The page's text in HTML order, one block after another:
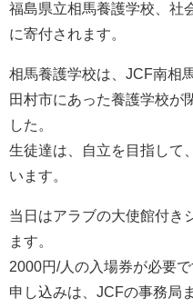
福島県立相馬養護学校、社
に寄付されます。
相馬養護学校は、JCF南相
田村市にあった養護学校が
した。
生徒達は、自立を目指して
います。
当日はアラブの大使館付き
ます。
2000円/人の入場券が必要で
申し込みは、JCFの事務局